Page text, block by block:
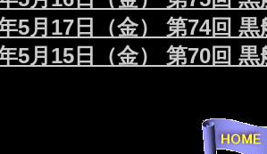
5月17日（金） 第74回
5月15日（金） 第70回